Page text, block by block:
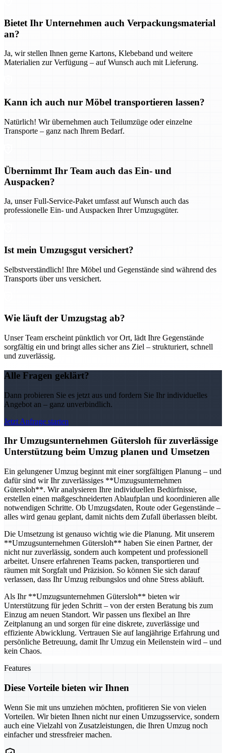
Bietet Ihr Unternehmen auch Verpackungsmaterial
an?
Ja, wir stellen Ihnen gerne Kartons, Klebeband und weitere
Materialien zur Verfügung – auf Wunsch auch mit Lieferung.
Kann ich auch nur Möbel transportieren lassen?
Natürlich! Wir übernehmen auch Teilumzüge oder einzelne
Transporte – ganz nach Ihrem Bedarf.
Übernimmt Ihr Team auch das Ein- und
Auspacken?
Ja, unser Full-Service-Paket umfasst auf Wunsch auch das
professionelle Ein- und Auspacken Ihrer Umzugsgüter.
Ist mein Umzugsgut versichert?
Selbstverständlich! Ihre Möbel und Gegenstände sind während des
Transports über uns versichert.
Wie läuft der Umzugstag ab?
Unser Team erscheint pünktlich vor Ort, lädt Ihre Gegenstände
sorgfältig ein und bringt alles sicher ans Ziel – strukturiert, schnell
und zuverlässig.
Alle Fragen geklärt?
Dann probieren Sie es jetzt aus und fordern Sie Ihr individuelles
Angebot an – ganz unverbindlich.
Jetzt Anfrage starten
Ihr Umzugsunternehmen Gütersloh für zuverlässige
Unterstützung beim Umzug planen und Umsetzen
Ein gelungener Umzug beginnt mit einer sorgfältigen Planung – und
dafür sind wir Ihr zuverlässiges **Umzugsunternehmen
Gütersloh**. Wir analysieren Ihre individuellen Bedürfnisse,
erstellen einen maßgeschneiderten Ablaufplan und koordinieren alle
notwendigen Schritte. Ob Umzugsdaten, Route oder Gegenstände –
alles wird genau geplant, damit nichts dem Zufall überlassen bleibt.
Die Umsetzung ist genauso wichtig wie die Planung. Mit unserem
**Umzugsunternehmen Gütersloh** haben Sie einen Partner, der
nicht nur zuverlässig, sondern auch kompetent und professionell
arbeitet. Unsere erfahrenen Teams packen, transportieren und
räumen mit Sorgfalt und Präzision. So können Sie sich darauf
verlassen, dass Ihr Umzug reibungslos und ohne Stress abläuft.
Als Ihr **Umzugsunternehmen Gütersloh** bieten wir
Unterstützung für jeden Schritt – von der ersten Beratung bis zum
Einzug am neuen Standort. Wir passen uns flexibel an Ihre
Zeitplanung an und sorgen für eine diskrete, zuverlässige und
effiziente Abwicklung. Vertrauen Sie auf langjährige Erfahrung und
persönliche Betreuung, damit Ihr Umzug ein Meilenstein wird – und
kein Chaos.
Features
Diese Vorteile bieten wir Ihnen
Wenn Sie mit uns umziehen möchten, profitieren Sie von vielen
Vorteilen. Wir bieten Ihnen nicht nur einen Umzugsservice, sondern
auch eine Vielzahl von Zusatzleistungen, die Ihren Umzug noch
einfacher und stressfreier machen.